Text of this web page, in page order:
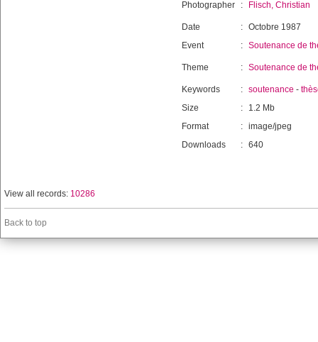
Photographer : Flisch, Christian
Date : Octobre 1987
Event
: Soutenance de
Theme : Soutenance de
Keywords : soutenance -
Size
:
1.2 Mb
Format
: image/jpeg
Downloads
: 640
View all records: 10286
Back to top